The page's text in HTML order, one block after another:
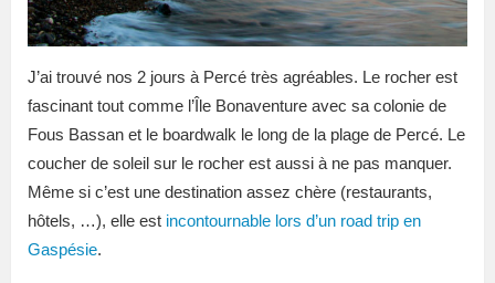
J’ai trouvé nos 2 jours à Percé très agréables. Le rocher est
fascinant tout comme l’Île Bonaventure avec sa colonie de
Fous Bassan et le boardwalk le long de la plage de Percé. Le
coucher de soleil sur le rocher est aussi à ne pas manquer.
Même si c’est une destination assez chère (restaurants,
hôtels, …), elle est incontournable lors d’un road trip en
Gaspésie.